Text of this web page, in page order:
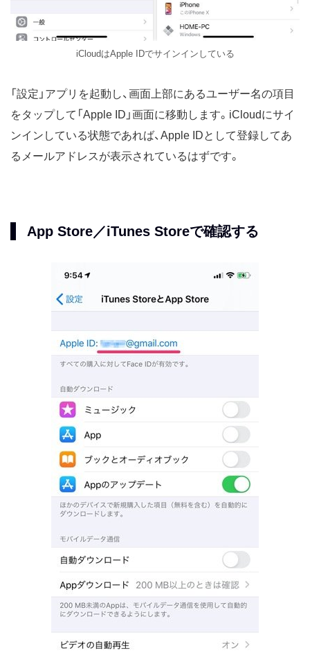
iCloudはApple IDでサインインしている
「設定」アプリを起動し、画面上部にあるユーザー名の項目
をタップして「Apple ID」画面に移動します。iCloudにサイ
ンインしている状態であれば、Apple IDとして登録してあ
るメールアドレスが表示されているはずです。
App Store／iTunes Storeで確認する